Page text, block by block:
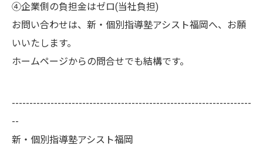
④企業側の負担金はゼロ(当社負担)
お問い合わせは、新・個別指導塾アシスト福岡へ、お願
いいたします。
ホームページからの問合せでも結構です。
--------------------------------------------------------------------
--
新・個別指導塾アシスト福岡